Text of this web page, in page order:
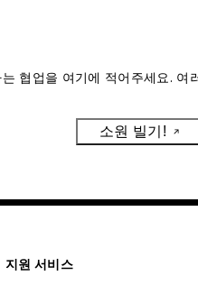
협업을 여기에 적어주세요. 여
소원 빌기!
지원 서비스